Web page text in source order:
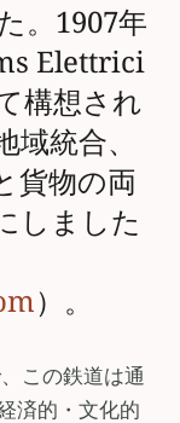
。1907年
Elettrici
構想され
統合、
貨物の両
しました
）。
この鉄道は通
済的・文化的